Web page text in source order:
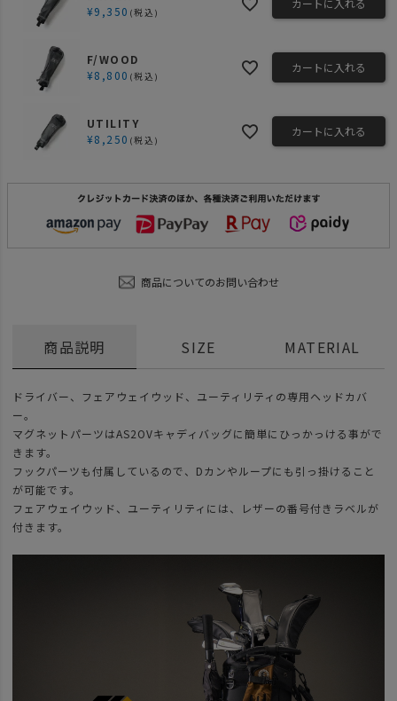
¥9,350 税込
F/WOOD
¥8,800 税込
カートに入れる
UTILITY
¥8,250 税込
カートに入れる
商品についてのお問い合わせ
商品説明
ドライバー、フェアウェイウッド、ユーティリティの専用ヘッドカバ
ー。
マグネットパーツはAS2OVキャディバッグに簡単にひっかっける事がで
きます。
フックパーツも付属しているので、Dカンやループにも引っ掛けること
が可能です。
フェアウェイウッド、ユーティリティには、レザーの番号付きラベルが
付きます。
SIZE MATERIAL